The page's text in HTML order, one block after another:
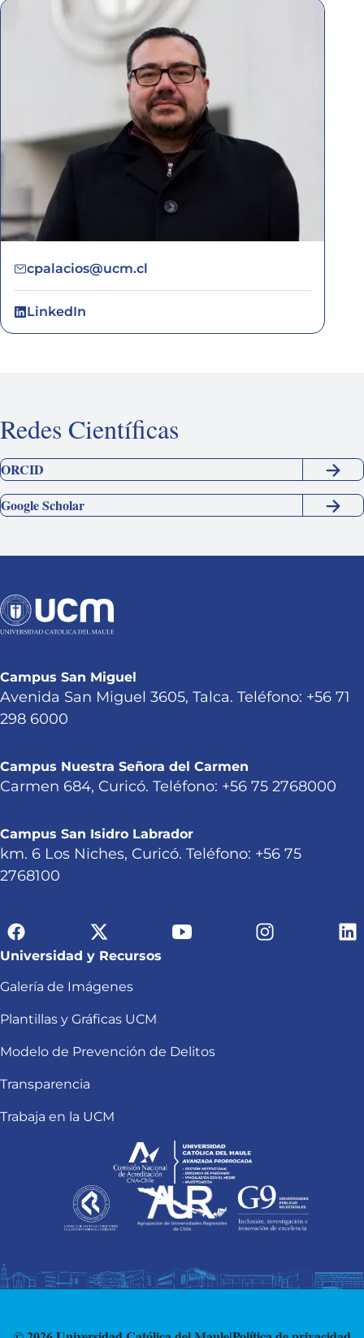
cpalacios@ucm.cl
LinkedIn
Redes Científicas
ORCID
Google Scholar
Campus San Miguel
Avenida San Miguel 3605, Talca. Teléfono: +56 71
298 6000
Campus Nuestra Señora del Carmen
Carmen 684, Curicó. Teléfono: +56 75 2768000
Campus San Isidro Labrador
km. 6 Los Niches, Curicó. Teléfono: +56 75
2768100
Universidad y Recursos
Galería de Imágenes
Plantillas y Gráficas UCM
Modelo de Prevención de Delitos
Transparencia
Trabaja en la UCM